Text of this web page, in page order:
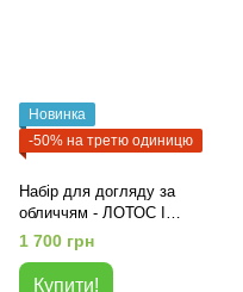
Новинка
-50% на третю одиницю
Набір для догляду за
обличчям - ЛОТОС І
РАМБУТАН
1 700 грн
Купити!